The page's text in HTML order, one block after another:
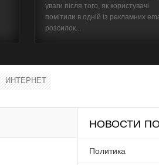
уваги після того, як користувачі
помітили в одній із рекламних
розсилок...
ИНТЕРНЕТ
НОВОСТИ
Политика
Забыли имя пользователя?